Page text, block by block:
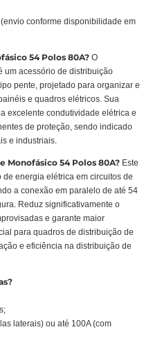
conforme disponibilidade em
54 Polos 80A? O
um acessório de distribuição
pente, projetado para organizar e
e quadros elétricos. Sua
excelente condutividade elétrica e
de proteção, sendo indicado
e industriais.
Monofásico 54 Polos 80A? Este
energia elétrica em circuitos de
a conexão em paralelo de até 54
Reduz significativamente o
e garante maior
para quadros de distribuição de
e eficiência na distribuição de
laterais) ou até 100A (com